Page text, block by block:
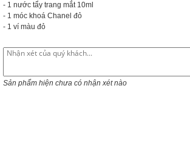
- 1 nước tẩy trang mắt 10ml
- 1 móc khoá Chanel đỏ
- 1 ví màu đỏ
Sản phẩm hiện chưa có nhận xét nào